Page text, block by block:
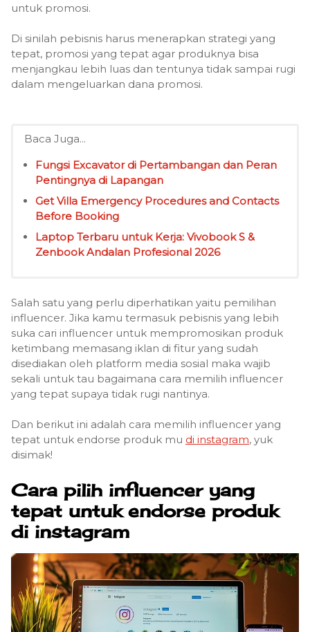
untuk promosi.
Di sinilah pebisnis harus menerapkan strategi yang
tepat, promosi yang tepat agar produknya bisa
menjangkau lebih luas dan tentunya tidak sampai rugi
dalam mengeluarkan dana promosi.
Baca Juga...
Fungsi Excavator di Pertambangan dan Peran
Pentingnya di Lapangan
Get Villa Emergency Procedures and Contacts
Before Booking
Laptop Terbaru untuk Kerja: Vivobook S &
Zenbook Andalan Profesional 2026
Salah satu yang perlu diperhatikan yaitu pemilihan
influencer. Jika kamu termasuk pebisnis yang lebih
suka cari influencer untuk mempromosikan produk
ketimbang memasang iklan di fitur yang sudah
disediakan oleh platform media sosial maka wajib
sekali untuk tau bagaimana cara memilih influencer
yang tepat supaya tidak rugi nantinya.
Dan berikut ini adalah cara memilih influencer yang
tepat untuk endorse produk mu di instagram, yuk
disimak!
Cara pilih influencer yang
tepat untuk endorse produk
di instagram